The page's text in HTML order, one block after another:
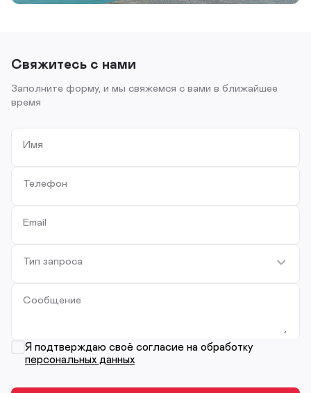
Свяжитесь с нами
Заполните форму, и мы свяжемся с вами в ближайшее
время
Имя
Телефон
Email
Тип запроса
Сообщение
Я подтверждаю своё согласие на обработку
персональных данных